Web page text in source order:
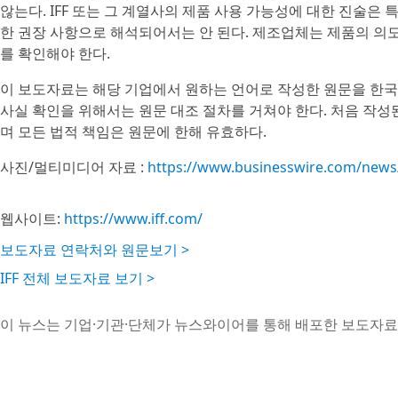
않는다. IFF 또는 그 계열사의 제품 사용 가능성에 대한 진술은
한 권장 사항으로 해석되어서는 안 된다. 제조업체는 제품의
를 확인해야 한다.
이 보도자료는 해당 기업에서 원하는 언어로 작성한 원문을 한
사실 확인을 위해서는 원문 대조 절차를 거쳐야 한다. 처음 작
며 모든 법적 책임은 원문에 한해 유효하다.
사진/멀티미디어 자료 : https://www.businesswire.com/
웹사이트: https://www.iff.com/
보도자료 연락처와 원문보기 >
IFF 전체 보도자료 보기 >
이 뉴스는 기업·기관·단체가 뉴스와이어를 통해 배포한 보도자